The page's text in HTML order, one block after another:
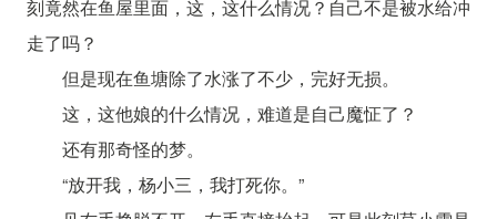
刻竟然在鱼屋里面，这，这什么情况？自己不是被水给冲
走了吗？
但是现在鱼塘除了水涨了不少，完好无损。
这，这他娘的什么情况，难道是自己魔怔了？
还有那奇怪的梦。
“放开我，杨小三，我打死你。”